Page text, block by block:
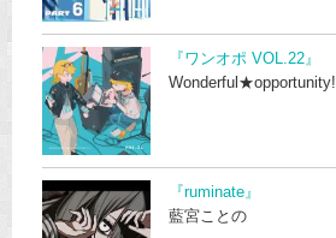
『ワンオポ VOL.22』
Wonderful★opportunity!
『ruminate』
藍宮ことの